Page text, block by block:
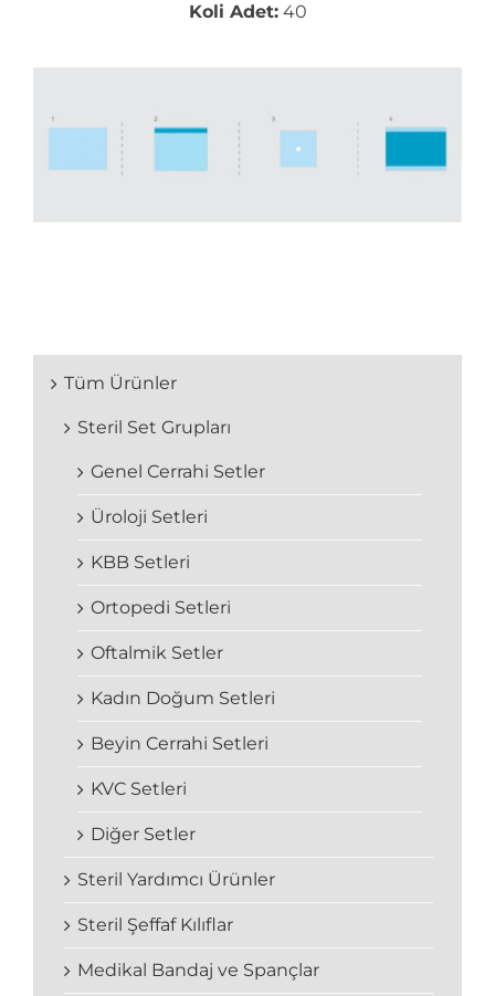
Koli Adet:40
Tüm Ürünler
Steril Set Grupları
Genel Cerrahi Setler
Üroloji Setleri
KBB Setleri
Ortopedi Setleri
Oftalmik Setler
Kadın Doğum Setleri
Beyin Cerrahi Setleri
KVC Setleri
Diğer Setler
Steril Yardımcı Ürünler
Steril Şeffaf Kılıflar
Medikal Bandaj ve Spançlar